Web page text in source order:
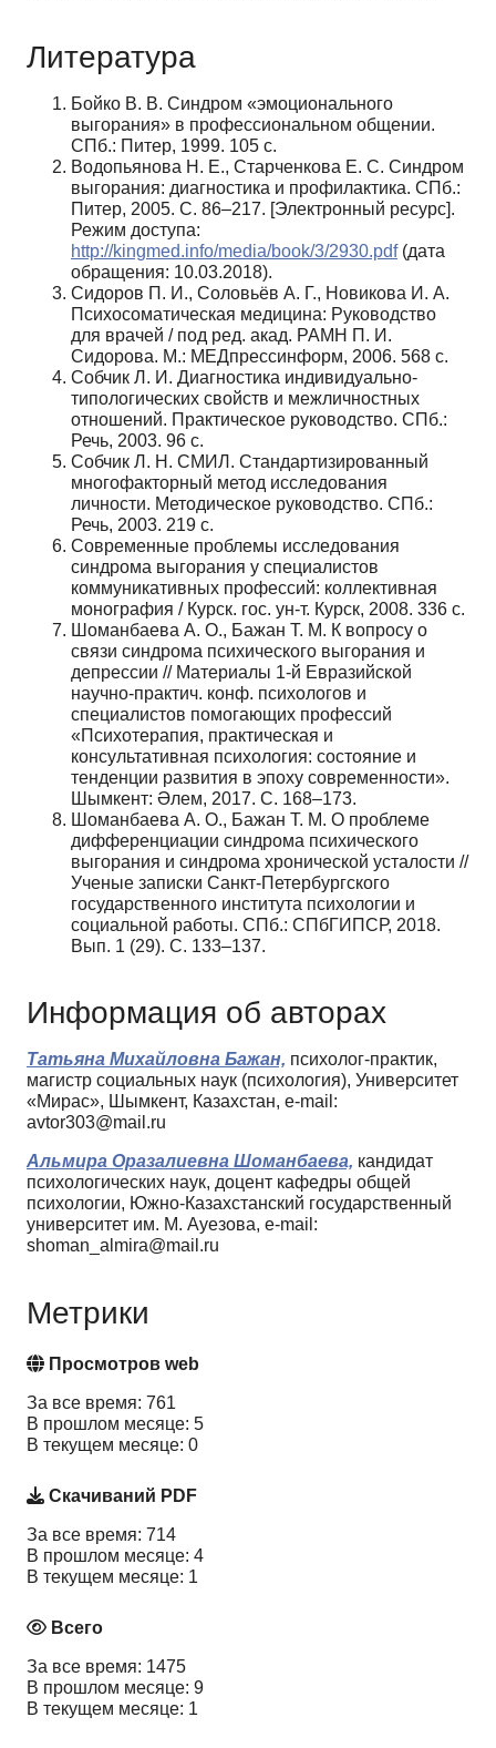
Литература
Бойко В. В. Синдром «эмоционального
выгорания» в профессиональном общении.
СПб.: Питер, 1999. 105 с.
Водопьянова Н. Е., Старченкова Е. С. Синдром
выгорания: диагностика и профилактика. СПб.:
Питер, 2005. С. 86–217. [Электронный ресурс].
Режим доступа:
http://kingmed.info/media/book/3/2930.pdf(дата
обращения: 10.03.2018).
Сидоров П. И., Соловьёв А. Г., Новикова И. А.
Психосоматическая медицина: Руководство
для врачей / под ред. акад. РАМН П. И.
Сидорова. М.: МЕДпрессинформ, 2006. 568 с.
Собчик Л. И. Диагностика индивидуально-
типологических свойств и межличностных
отношений. Практическое руководство. СПб.:
Речь, 2003. 96 с.
Собчик Л. Н. СМИЛ. Стандартизированный
многофакторный метод исследования
личности. Методическое руководство. СПб.:
Речь, 2003. 219 с.
Современные проблемы исследования
синдрома выгорания у специалистов
коммуникативных профессий: коллективная
монография / Курск. гос. ун-т. Курск, 2008. 336 с.
Шоманбаева А. О., Бажан Т. М. К вопросу о
связи синдрома психического выгорания и
депрессии // Материалы 1‑й Евразийской
научно-практич. конф. психологов и
специалистов помогающих профессий
«Психотерапия, практическая и
консультативная психология: состояние и
тенденции развития в эпоху современности».
Шымкент: Әлем, 2017. С. 168–173.
Шоманбаева А. О., Бажан Т. М. О проблеме
дифференциации синдрома психического
выгорания и синдрома хронической усталости //
Ученые записки Санкт-Петербургского
государственного института психологии и
социальной работы. СПб.: СПбГИПСР, 2018.
Вып. 1 (29). С. 133–137.
Информация об авторах
Татьяна Михайловна Бажан, психолог-практик,
магистр социальных наук (психология), Университет
«Мирас», Шымкент, Казахстан, e-mail:
avtor303@mail.ru
Альмира Оразалиевна Шоманбаева, кандидат
психологических наук, доцент кафедры общей
психологии, Южно-Казахстанский государственный
университет им. М. Ауезова, e-mail:
shoman_almira@mail.ru
Метрики
Просмотров web
За все время: 761
В прошлом месяце: 5
В текущем месяце: 0
Скачиваний PDF
За все время: 714
В прошлом месяце: 4
В текущем месяце: 1
Всего
За все время: 1475
В прошлом месяце: 9
В текущем месяце: 1